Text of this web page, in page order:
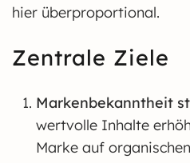
hier überproportional.
Zentrale Ziele
Markenbekanntheit
wertvolle Inhalte
Marke auf